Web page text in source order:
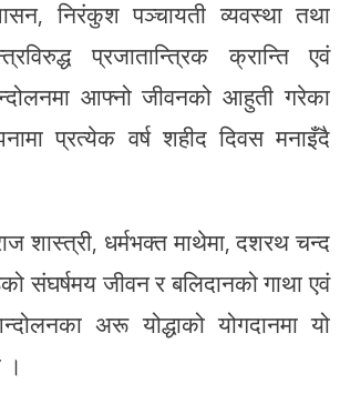
निरंकुश पञ्चायती व्यवस्था तथा
प्रजातान्त्रिक क्रान्ति एवं
आफ्नो जीवनको आहुती गरेका
प्रत्येक वर्ष शहीद दिवस मनाइँदै
शास्त्री, धर्मभक्त माथेमा, दशरथ चन्द
संघर्षमय जीवन र बलिदानको गाथा एवं
अरू योद्धाको योगदानमा यो
।